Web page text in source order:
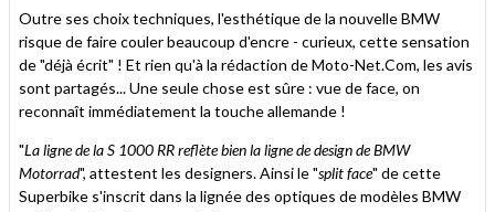
Outre ses choix techniques, l'esthétique de la nouvelle BMW
risque de faire couler beaucoup d'encre - curieux, cette sensation
de "déjà écrit" ! Et rien qu'à la rédaction de Moto-Net.Com, les avis
sont partagés... Une seule chose est sûre : vue de face, on
reconnaît immédiatement la touche allemande !
"La ligne de la S 1000 RR reflète bien la ligne de design de BMW
Motorrad", attestent les designers. Ainsi le "split face" de cette
Superbike s'inscrit dans la lignée des optiques de modèles BMW